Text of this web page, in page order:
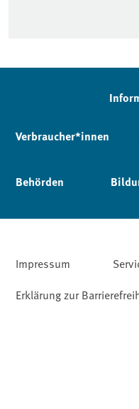
Verbraucher*innen
Behörden
Impressum
Erklärung zur